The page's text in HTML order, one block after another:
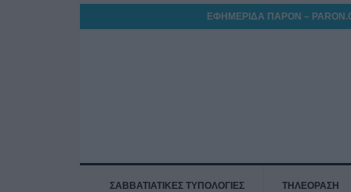
ΕΦΗΜΕΡΙΔΑ ΠΑΡΟΝ –
ΣΑΒΒΑΤΙΑΤΙΚΕΣ ΤΥΠΟΛΟΓΙΕΣ ΤΗΛΕΟΡΑΣΗ